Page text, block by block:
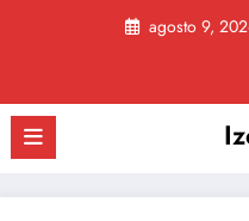
agosto 9,